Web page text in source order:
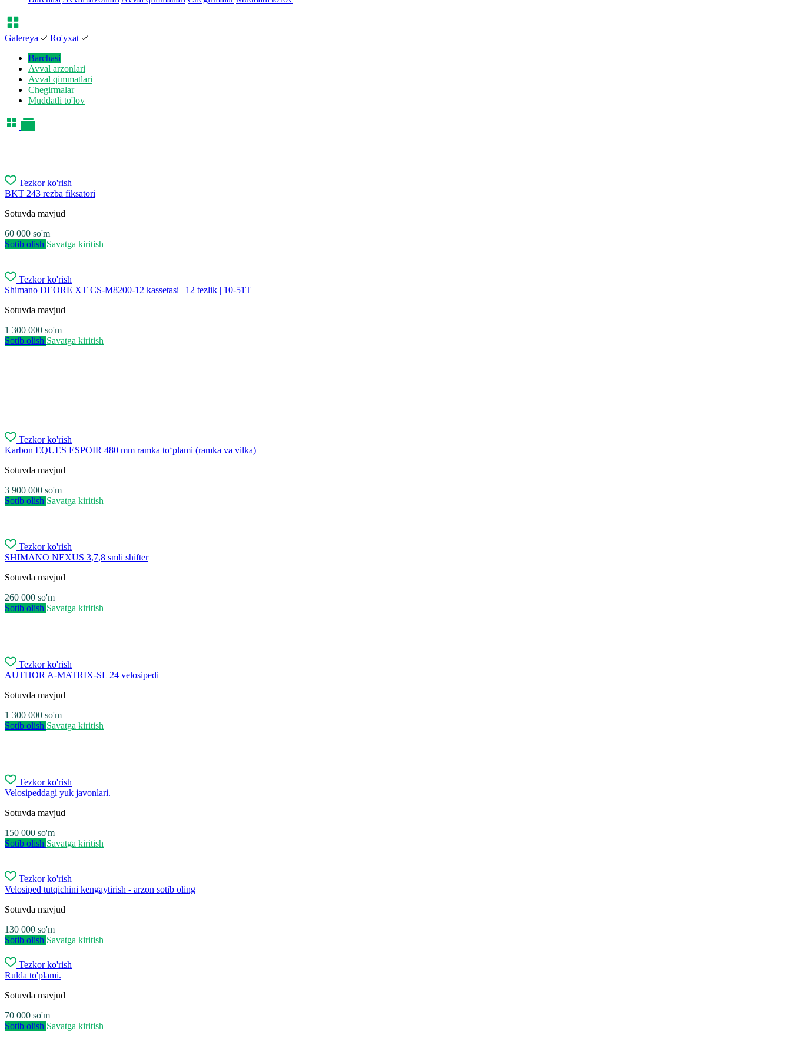
Galereya
Ro'yxat
Barchasi
Avval arzonlari
Avval qimmatlari
Chegirmalar
Muddatli to'lov
Tezkor ko'rish
BKT 243 rezba fiksatori
Sotuvda mavjud
60 000 so'm
Sotib olish Savatga kiritish
Tezkor ko'rish
Shimano DEORE XT CS-M8200-12 kassetasi | 12 tezlik | 10-51T
Sotuvda mavjud
1 300 000 so'm
Sotib olish Savatga kiritish
Tezkor ko'rish
Karbon EQUES ESPOIR 480 mm ramka to‘plami (ramka va vilka)
Sotuvda mavjud
3 900 000 so'm
Sotib olish Savatga kiritish
Tezkor ko'rish
SHIMANO NEXUS 3,7,8 smli shifter
Sotuvda mavjud
260 000 so'm
Sotib olish Savatga kiritish
Tezkor ko'rish
AUTHOR A-MATRIX-SL 24 velosipedi
Sotuvda mavjud
1 300 000 so'm
Sotib olish Savatga kiritish
Tezkor ko'rish
Velosipeddagi yuk javonlari.
Sotuvda mavjud
150 000 so'm
Sotib olish Savatga kiritish
Tezkor ko'rish
Velosiped tutqichini kengaytirish - arzon sotib oling
Sotuvda mavjud
130 000 so'm
Sotib olish Savatga kiritish
Tezkor ko'rish
Rulda to'plami.
Sotuvda mavjud
70 000 so'm
Sotib olish Savatga kiritish